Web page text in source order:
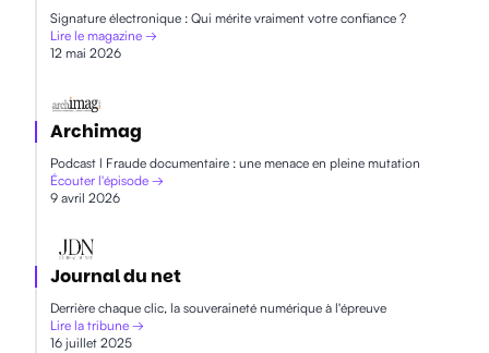
Signature électronique : Qui mérite vraiment votre confiance ?
Lire le magazine →
12 mai 2026
Archimag
Podcast l Fraude documentaire : une menace en pleine mutation
Écouter l'épisode →
9 avril 2026
Journal du net
Derrière chaque clic, la souveraineté numérique à l'épreuve
Lire la tribune →
16 juillet 2025